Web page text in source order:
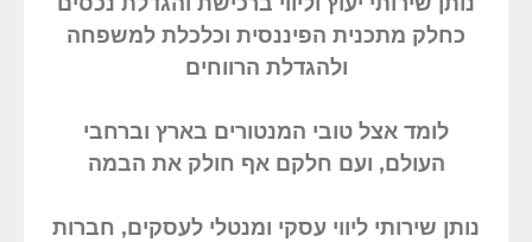
כחלק מתכנית הפיננסית וכלכלת למשפחה
ולהגדלת הרווחים
לומד אצל טובי המנטורים בארץ וברחבי
העולם, ועם חלקם אף חולק את הבמה
נותן שירותי ליווי עסקי ומנטלי לעסקים, חברות